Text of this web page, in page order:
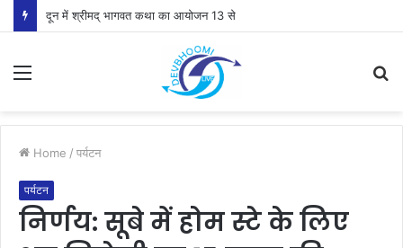
दून में श्रीमद् भागवत कथा का आयोजन 13 से
Menu
Home / पर्यटन
पर्यटन
निर्णय: सूबे में होम स्टे के लिए